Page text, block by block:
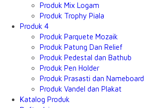
Produk Mix Logam
Produk Trophy Piala
Produk 4
Produk Parquete Mozaik
Produk Patung Dan Relief
Produk Pedestal dan Bathub
Produk Pen Holder
Produk Prasasti dan Nameboard
Produk Vandel dan Plakat
Katalog Produk